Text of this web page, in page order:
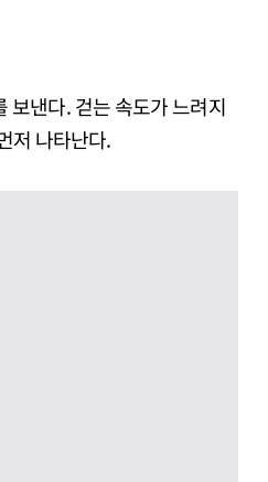
보낸다. 걷는 속도가 느려지
저 나타난다.